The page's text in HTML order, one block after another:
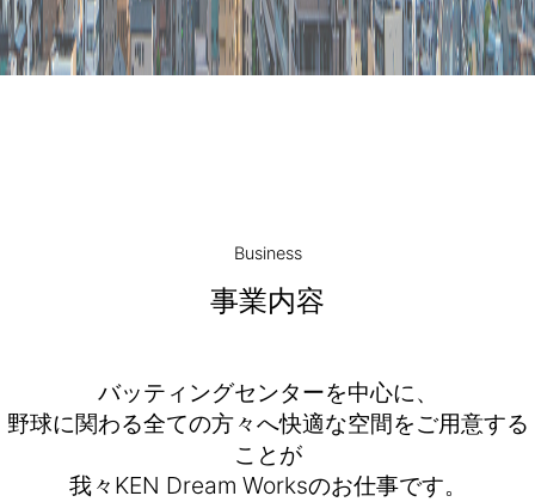
Business
事業内容
バッティングセンターを中心に、
野球に関わる全ての方々へ快適な空間をご用意する
ことが
我々KEN Dream Worksのお仕事です。